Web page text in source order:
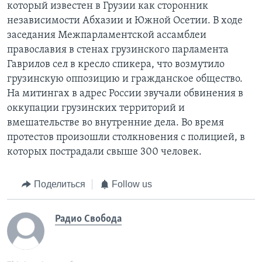
который известен в Грузии как сторонник
независимости Абхазии и Южной Осетии. В ходе
заседания Межпарламентской ассамблеи
православия в стенах грузинского парламента
Гаврилов сел в кресло спикера, что возмутило
грузинскую оппозицию и гражданское общество.
На митингах в адрес России звучали обвинения в
оккупации грузинских территорий и
вмешательстве во внутренние дела. Во время
протестов произошли столкновения с полицией, в
которых пострадали свыше 300 человек.
Поделиться Follow us
Радио Свобода